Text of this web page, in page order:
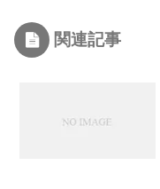
関連記事